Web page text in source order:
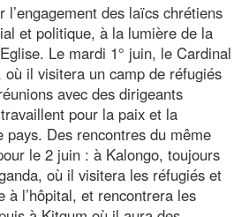
l’engagement des laïcs chrétiens
et politique, à la lumière de la
Le mardi 1° juin, le Cardinal
il visitera un camp de réfugiés
avec des dirigeants
pour la paix et la
pays. Des rencontres du même
le 2 juin : à Kalongo, toujours
où il visitera les réfugiés et
à l’hôpital, et rencontrera les